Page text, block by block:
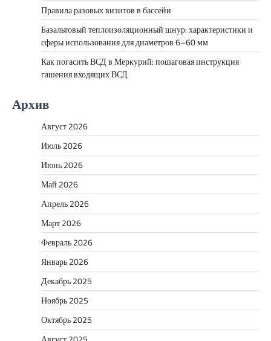
Правила разовых визитов в бассейн
Базальтовый теплоизоляционный шнур: характеристики и
сферы использования для диаметров 6–60 мм
Как погасить ВСД в Меркурий: пошаговая инструкция
гашения входящих ВСД
Архив
Август 2026
Июль 2026
Июнь 2026
Май 2026
Апрель 2026
Март 2026
Февраль 2026
Январь 2026
Декабрь 2025
Ноябрь 2025
Октябрь 2025